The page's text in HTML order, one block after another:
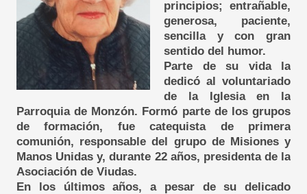
principios; entrañable,
generosa, paciente,
sencilla y con gran
sentido del humor.
Parte de su vida la
dedicó al voluntariado
de la Iglesia en la
Parroquia de Monzón. Formó parte de los grupos
de formación, fue catequista de primera
comunión, responsable del grupo de Misiones y
Manos Unidas y, durante 22 años, presidenta de la
Asociación de Viudas.
En los últimos años, a pesar de su delicado